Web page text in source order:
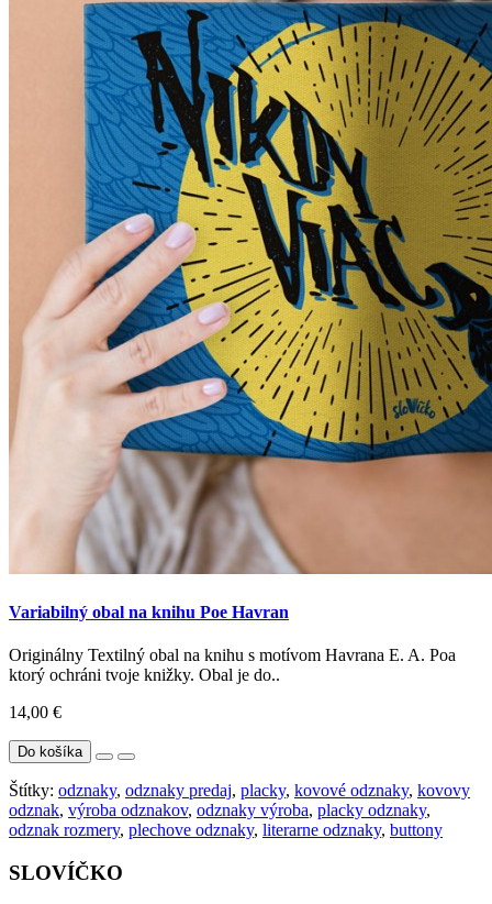
Variabilný obal na knihu Poe Havran
Originálny Textilný obal na knihu s motívom Havrana E. A. Poa
ktorý ochráni tvoje knižky. Obal je do..
14,00 €
Do košíka
Štítky: odznaky, odznaky predaj, placky, kovové odznaky, kovovy
odznak, výroba odznakov, odznaky výroba, placky odznaky,
odznak rozmery, plechove odznaky, literarne odznaky, buttony
SLOVÍČKO